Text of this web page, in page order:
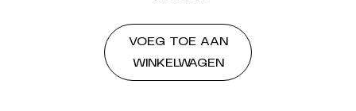
VOEG TOE AAN
WINKELWAGEN